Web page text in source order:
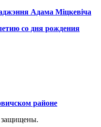
Адама Міцкевіча
со дня рождения
районе
защищены.